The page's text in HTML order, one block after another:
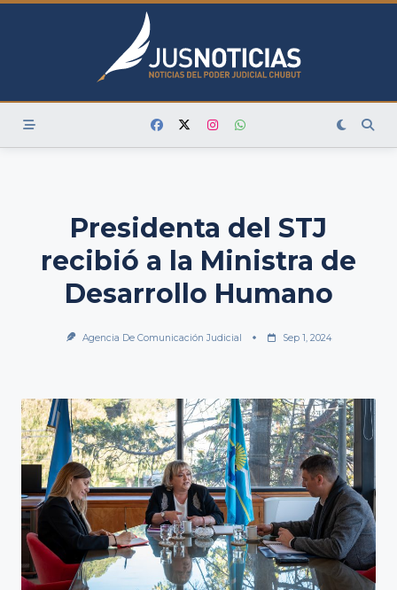
Skip
Presidenta del STJ
recibió a la Ministra de
Desarrollo Humano
Agencia De Comunicación Judicial Sep 1, 2024